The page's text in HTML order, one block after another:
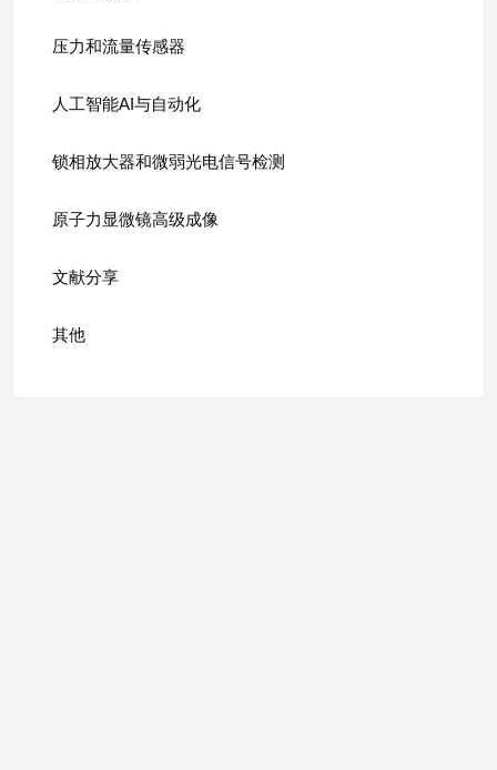
压力和流量传感器
人工智能AI与自动化
锁相放大器和微弱光电信号检测
原子力显微镜高级成像
文献分享
其他